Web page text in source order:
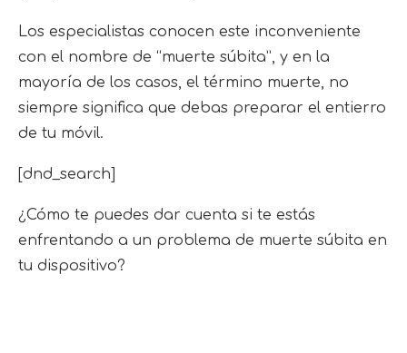
Los especialistas conocen este inconveniente
con el nombre de “muerte súbita”, y en la
mayoría de los casos, el término muerte, no
siempre significa que debas preparar el entierro
de tu móvil.
[dnd_search]
¿Cómo te puedes dar cuenta si te estás
enfrentando a un problema de muerte súbita en
tu dispositivo?